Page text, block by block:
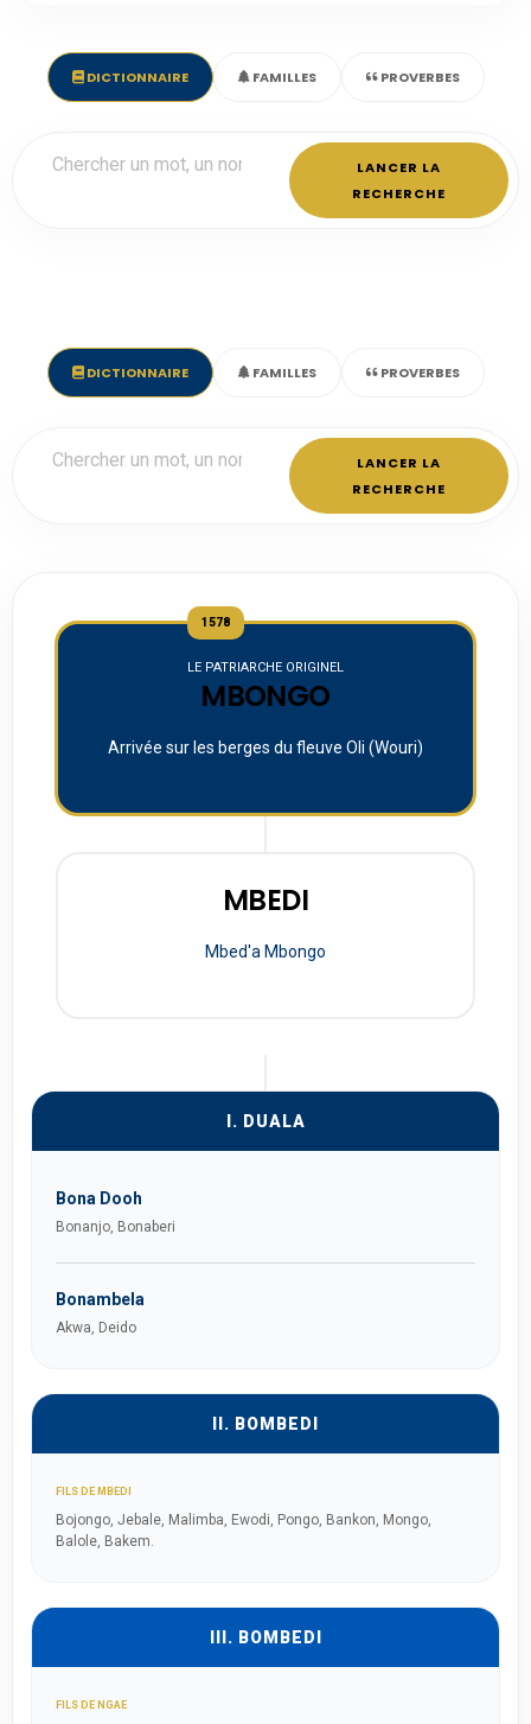
DICTIONNAIRE FAMILLES PROVERBES
LANCER LA
RECHERCHE
DICTIONNAIRE FAMILLES PROVERBES
LANCER LA
RECHERCHE
1578
LE PATRIARCHE ORIGINEL
MBONGO
Arrivée sur les berges du fleuve Oli (Wouri)
MBEDI
Mbed'a Mbongo
I. DUALA
Bona Dooh
Bonanjo, Bonaberi
Bonambela
Akwa, Deido
II. BOMBEDI
FILS DE MBEDI
Bojongo, Jebale, Malimba, Ewodi, Pongo, Bankon, Mongo,
Balole, Bakem.
III. BOMBEDI
FILS DE NGAE